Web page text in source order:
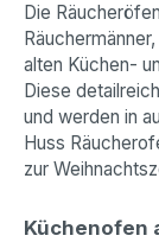
Die
alten Küchen-
Diese
und werden in
Huss
zur
Küchenofen